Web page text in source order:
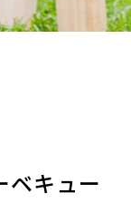
ベキュー